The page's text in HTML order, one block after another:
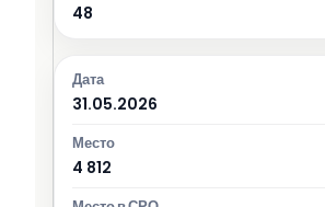
48
31.05.2026
4 812